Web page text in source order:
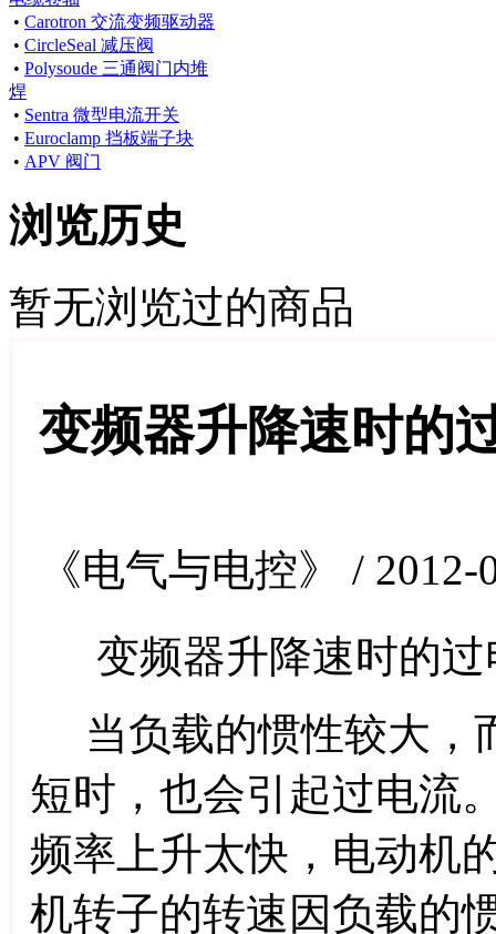
• Carotron 交流变频驱动器
• CircleSeal 减压阀
• Polysoude 三通阀门内堆
焊
• Sentra 微型电流开关
• Euroclamp 挡板端子块
• APV 阀门
浏览历史
暂无浏览过的商品
变频器升降速时的
《电气与电控》 / 2012-
变频器升降速时的过
当负载的惯性较大，
短时，也会引起过电流
频率上升太快，电动机
机转子的转速因负载的